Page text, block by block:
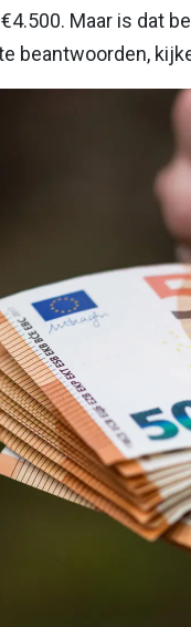
Maar is dat
beantwoorden,